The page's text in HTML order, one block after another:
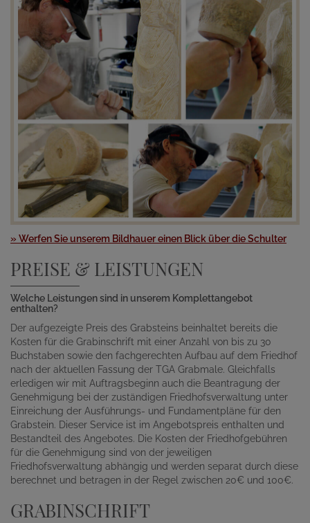
» Werfen Sie unserem Bildhauer einen Blick über die Schulter
PREISE & LEISTUNGEN
Welche Leistungen sind in unserem Komplettangebot
enthalten?
Der aufgezeigte Preis des Grabsteins beinhaltet bereits die
Kosten für die Grabinschrift mit einer Anzahl von bis zu 30
Buchstaben sowie den fachgerechten Aufbau auf dem Friedhof
nach der aktuellen Fassung der TGA Grabmale. Gleichfalls
erledigen wir mit Auftragsbeginn auch die Beantragung der
Genehmigung bei der zuständigen Friedhofsverwaltung unter
Einreichung der Ausführungs- und Fundamentpläne für den
Grabstein. Dieser Service ist im Angebotspreis enthalten und
Bestandteil des Angebotes. Die Kosten der Friedhofgebühren
für die Genehmigung sind von der jeweiligen
Friedhofsverwaltung abhängig und werden separat durch diese
berechnet und betragen in der Regel zwischen 20€ und 100€.
GRABINSCHRIFT